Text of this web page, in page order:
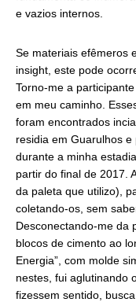
e vazios internos.
Se materiais efêmeros
insight, este pode
Torno-me a
em meu caminho.
foram encontrados
residia em Guarulhos
durante a minha
partir do final de 2017.
da paleta que utilizo),
coletando-os, sem
Desconectando-me da
blocos de cimento ao
Energia”, com molde
nestes, fui aglutinando
fizessem sentido,